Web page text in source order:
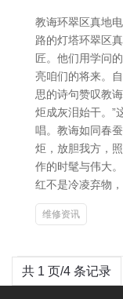
教诲环翠区真地
路的灯塔环翠区
匠。他们用学问
亮咱们的将来。
思的诗句赞叹教
炬成灰泪始干。”
唱。教诲如同春
炬，放胆我方，
作的时髦与伟大
红不是冷凌弃物
维修资讯
共 1 页/4 条记录